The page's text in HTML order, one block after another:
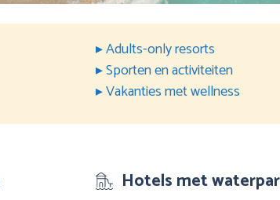
▸ Adults-only resorts
▸ Sporten en activiteiten
▸ Vakanties met wellness
Hotels met